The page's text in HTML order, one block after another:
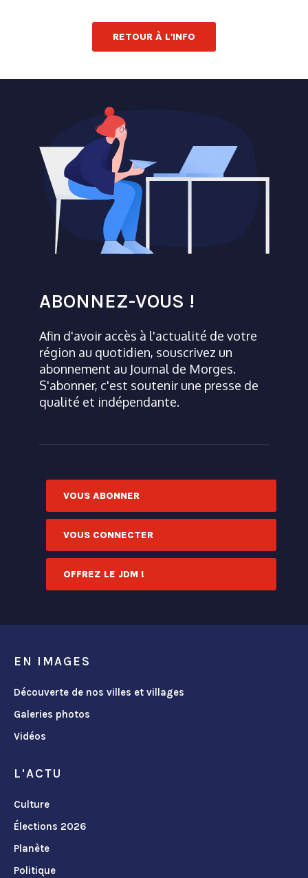
RETOUR À L'INFO
ABONNEZ-VOUS !
Afin d'avoir accès à l'actualité de votre
région au quotidien, souscrivez un
abonnement au Journal de Morges.
S'abonner, c'est soutenir une presse de
qualité et indépendante.
VOUS ABONNER
VOUS CONNECTER
OFFREZ LE JDM !
EN IMAGES
Découverte de nos villes et villages
Galeries photos
Vidéos
L'ACTU
Culture
Élections 2026
Planète
Politique